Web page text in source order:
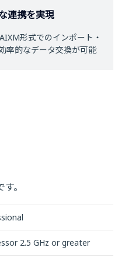
連携を実現
形式でのインポート・
率的なデータ交換が可能
。
2.5 GHz or greater